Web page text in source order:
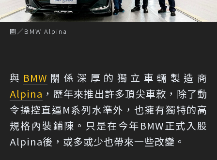
圖／BMW Alpina
與 BMW 關係深厚的獨立車輛製造商
Alpina ，歷年來推出許多頂尖車款，除了動
令操控直逼M系列水準外，也擁有獨特的高
規格內裝鋪陳。只是在今年BMW正式入股
Alpina後，或多或少也帶來一些改變。